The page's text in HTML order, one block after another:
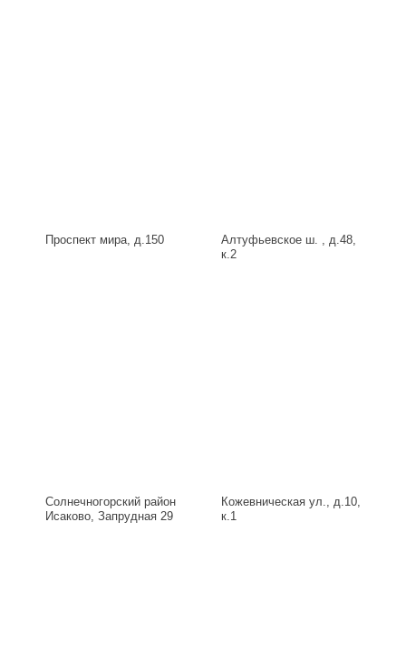
Проспект мира, д.150
Алтуфьевское ш. , д.48,
к.2
Солнечногорский район
Исаково, Запрудная 29
Кожевническая ул., д.10,
к.1